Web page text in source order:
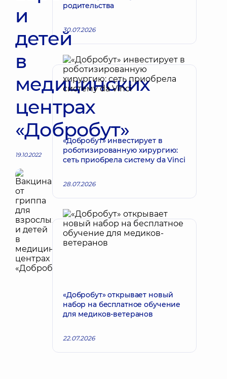
и
детей
в
медицинских
центрах
«Добробут»
19.10.2022
родительства
30.07.2026
«Добробут» инвестирует в
роботизированную хирургию:
сеть приобрела систему da Vinci
28.07.2026
«Добробут» открывает новый
набор на бесплатное обучение
для медиков-ветеранов
22.07.2026